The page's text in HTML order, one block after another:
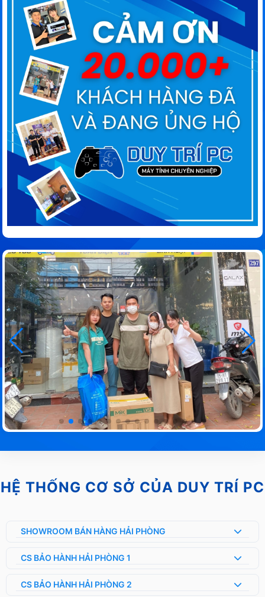
HỆ THỐNG CƠ SỞ CỦA DUY TRÍ PC
SHOWROOM BÁN HÀNG HẢI PHÒNG
CS BẢO HÀNH HẢI PHÒNG 1
CS BẢO HÀNH HẢI PHÒNG 2